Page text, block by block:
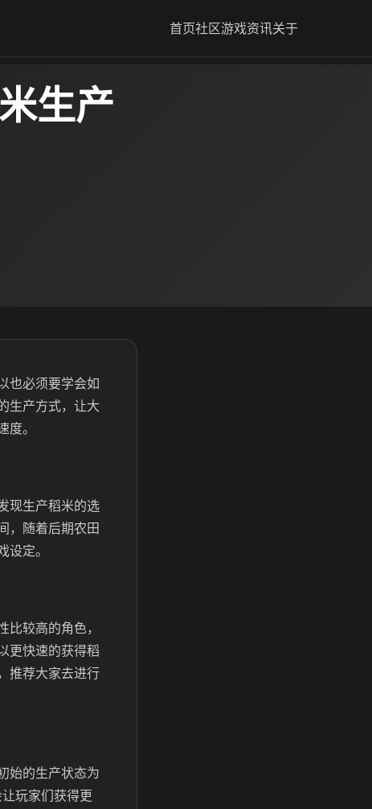
首页社区游戏资讯关于
生产
也必须要学会如
生产方式，让大
。
现生产稻米的选
，随着后期农田
定。
较高的角色，
更快速的获得稻
推荐大家去进行
始的生产状态为
玩家们获得更